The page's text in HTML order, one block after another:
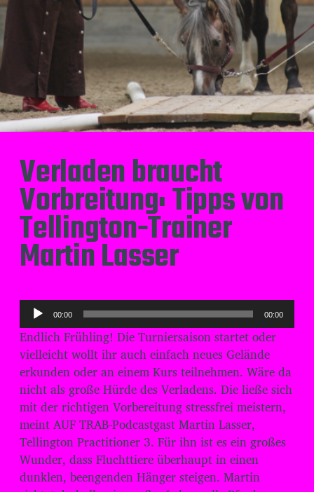
Verladen braucht
Vorbreitung: Tipps von
Tellington-Trainer
Martin Lasser
u
d
i
o
-
P
l
a
y
00:00 00:00
Endlich Frühling! Die Turniersaison startet oder
vielleicht wollt ihr auch einfach neues Gelände
erkunden oder an einem Kurs teilnehmen. Wäre da
nicht als große Hürde des Verladens. Die ließe sich
mit der richtigen Vorbereitung stressfrei meistern,
meint AUF TRAB-Podcastgast Martin Lasser,
Tellington Practitioner 3. Für ihn ist es ein großes
Wunder, dass Fluchttiere überhaupt in einen
dunklen, beengenden Hänger steigen. Martin